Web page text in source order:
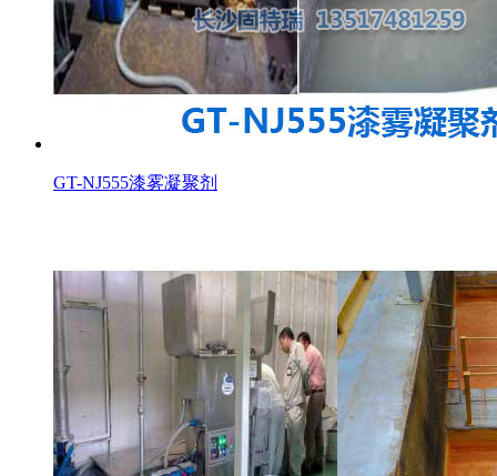
GT-NJ555漆雾凝聚剂